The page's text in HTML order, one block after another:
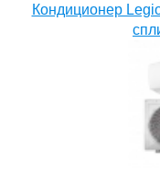
Кондиционер